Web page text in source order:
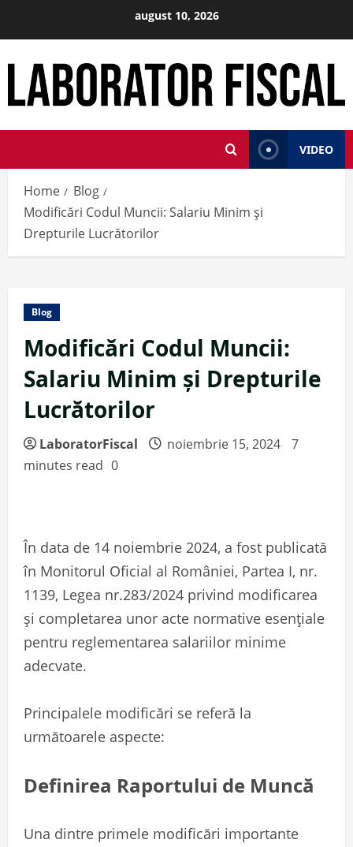
august 10, 2026
VIDEO
Home
Blog
Modificări Codul Muncii: Salariu Minim și
Drepturile Lucrătorilor
Blog
Modificări Codul Muncii:
Salariu Minim și Drepturile
Lucrătorilor
LaboratorFiscal noiembrie 15, 2024
7
minutes read 0
În data de 14 noiembrie 2024, a fost publicată
în Monitorul Oficial al României, Partea I, nr.
1139, Legea nr.283/2024 privind modificarea
și completarea unor acte normative esențiale
pentru reglementarea salariilor minime
adecvate.
Principalele modificări se referă la
următoarele aspecte:
Definirea Raportului de Muncă
Una dintre primele modificări importante